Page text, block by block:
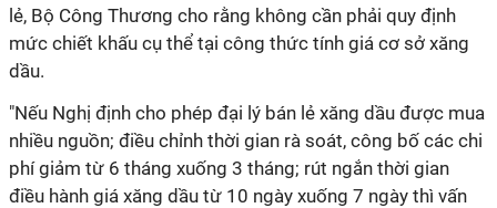
lẻ, Bộ Công Thương cho rằng không cần phải quy định
mức chiết khấu cụ thể tại công thức tính giá cơ sở xăng
dầu.
"Nếu Nghị định cho phép đại lý bán lẻ xăng dầu được mua
nhiều nguồn; điều chỉnh thời gian rà soát, công bố các chi
phí giảm từ 6 tháng xuống 3 tháng; rút ngắn thời gian
điều hành giá xăng dầu từ 10 ngày xuống 7 ngày thì vấn